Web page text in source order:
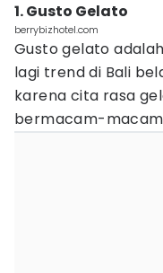
1. Gusto Gelato
berrybizhotel.com
Gusto gelato
lagi trend di Bali
karena cita rasa
bermacam-